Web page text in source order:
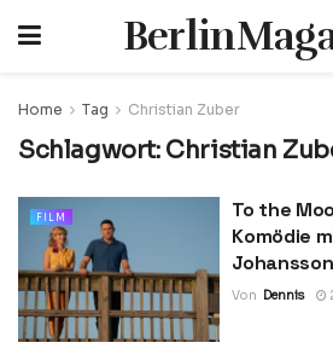
Home Tag Christian Zuber
Schlagwort: Christian
FILM
To the
Komödie
Johansson
Von Dennis